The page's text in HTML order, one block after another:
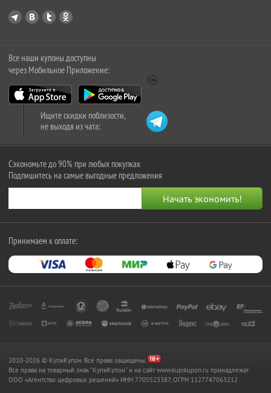
Все наши купоны доступны
через Мобильное Приложение:
Ищите скидки поблизости,
не выходя из чата:
Сэкономьте до 90% при любых покупках
Подпишитесь на самые выгодные предложения
Принимаем к оплате:
2010-2026 © КупиКупон. Все права защищены.
Все права на товарный знак "КупиКупон" и на сайт www.kupikupon.ru принадлежат
OOO «Агентство цифровых решений» ИНН 7705523387, ОГРН 1127747063212